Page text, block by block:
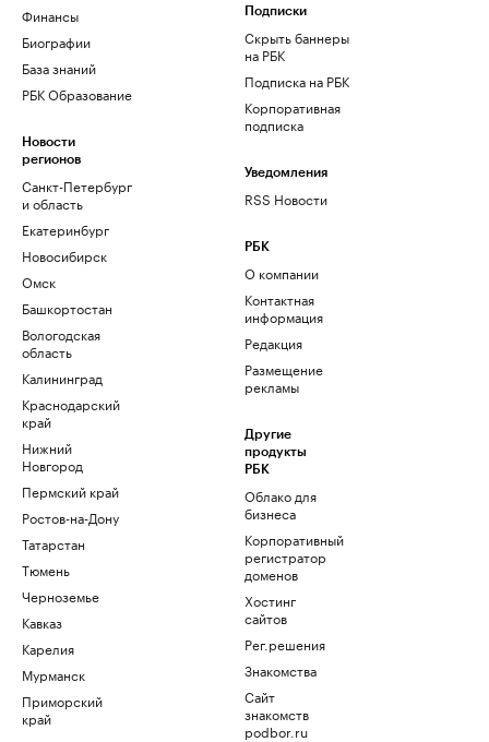
Финансы
Биографии
База знаний
РБК Образование
Новости
регионов
Санкт-Петербург
и область
Екатеринбург
Новосибирск
Омск
Башкортостан
Вологодская
область
Калининград
Краснодарский
край
Нижний
Новгород
Пермский край
Ростов-на-Дону
Татарстан
Тюмень
Черноземье
Кавказ
Карелия
Мурманск
Приморский
край
Подписки
Скрыть баннеры
на РБК
Подписка на РБК
Корпоративная
подписка
Уведомления
RSS Новости
РБК
О компании
Контактная
информация
Редакция
Размещение
рекламы
Другие
продукты
РБК
Облако для
бизнеса
Корпоративный
регистратор
доменов
Хостинг
сайтов
Рег.решения
Знакомства
Сайт
знакомств
podbor.ru